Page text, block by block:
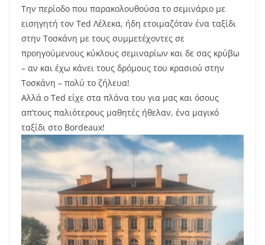
Την περίοδο που παρακολουθούσα το σεμινάριο με
εισηγητή τον Ted Λέλεκα, ήδη ετοιμαζόταν ένα ταξίδι
στην Τοσκάνη με τους συμμετέχοντες σε
προηγούμενους κύκλους σεμιναρίων και δε σας κρύβω
– αν και έχω κάνει τους δρόμους του κρασιού στην
Τοσκάνη – πολύ το ζήλευα!
Αλλά ο Ted είχε στα πλάνα του για μας και όσους
απ’τους παλιότερους μαθητές ήθελαν, ένα μαγικό
ταξίδι στο Bordeaux!